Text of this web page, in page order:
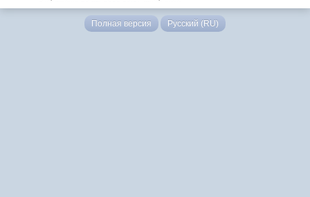
Полная версия Русский (RU)